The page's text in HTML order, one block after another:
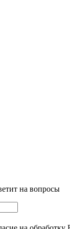
на вопросы